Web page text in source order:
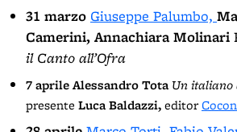
31 marzo Giuseppe Palumbo,
Camerini, Annachiara Molinari
il Canto all’Ofra
7 aprileAlessandro Tota Un italiano
presente Luca Baldazzi,editor